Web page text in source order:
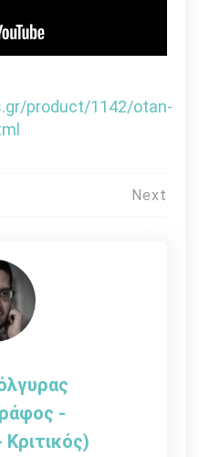
product/1142/otan-
Next
-